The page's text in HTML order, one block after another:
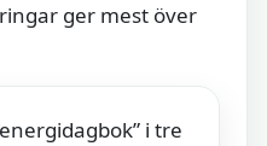
ger mest över
i tre